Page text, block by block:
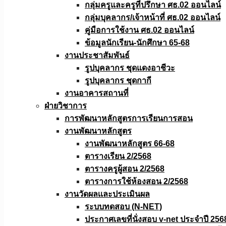
กลุ่มครูและครูที่ปรึกษา ศธ.02 ออนไลน์
กลุ่มบุคลากร/เจ้าหน้าที่ ศธ.02 ออนไลน์
คู่มือการใช้งาน ศธ.02 ออนไลน์
ข้อมูลนักเรียน-นักศึกษา 65-68
งานประชาสัมพันธ์
รูปบุคลากร ชุดแดงอาชีวะ
รูปบุคลากร ชุดกากี
งานอาคารสถานที่
ฝ่ายวิชาการ
การพัฒนาหลักสูตรการเรียนการสอน
งานพัฒนาหลักสูตร
งานพัฒนาหลักสูตร 66-68
ตารางเรียน 2/2568
ตารางครูผู้สอน 2/2568
ตารางการใช้ห้องสอน 2/2568
งานวัดผลเเละประเมินผล
ระบบทดสอบ (N-NET)
ประกาศเลขที่นั่งสอบ v-net ประจำปี